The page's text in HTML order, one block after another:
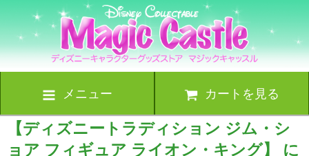
メニュー カートを見る
【ディズニートラディション ジム・シ
ョア フィギュア ライオン・キング】 に